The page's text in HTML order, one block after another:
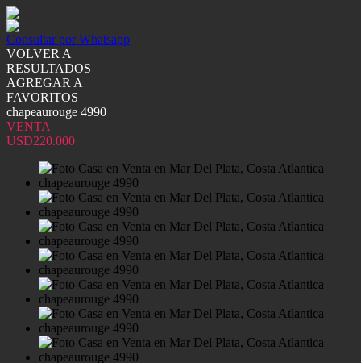
Consultar por Whatsapp
VOLVER A
RESULTADOS
AGREGAR A
FAVORITOS
chapeaurouge 4990
VENTA
USD220.000